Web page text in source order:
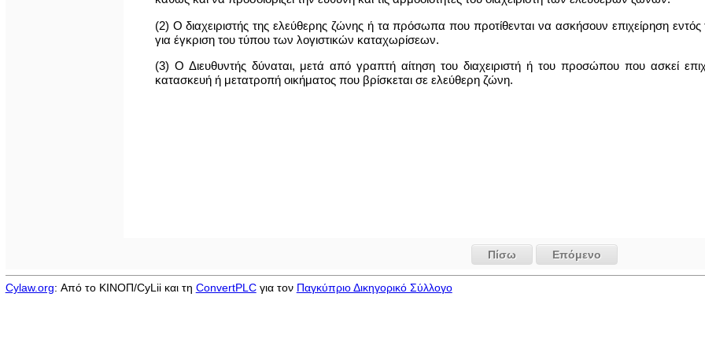
(2) Ο διαχειριστής της ελεύθερης ζώνης ή τα πρόσωπα που προτίθενται να ασκήσουν επιχείρηση
για έγκριση του τύπου των λογιστικών καταχωρίσεων.
(3) Ο Διευθυντής δύναται, μετά από γραπτή αίτηση του διαχειριστή ή του προσώπου που ασκεί
κατασκευή ή μετατροπή οικήματος που βρίσκεται σε ελεύθερη ζώνη.
Πίσω Επόμενο
Cylaw.org: Από το ΚΙΝOΠ/CyLii και τη ConvertPLCγια τον Παγκύπριο Δικηγορικό Σύλλογο